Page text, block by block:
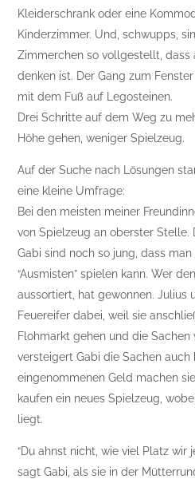
Kleiderschrank oder eine
Kinderzimmer. Und, schwupps,
Zimmerchen so vollgestellt, dass
denken ist. Der Gang zum
mit dem Fuß auf Legosteinen.
Drei Schritte auf dem Weg zu
Höhe gehen, weniger Spielzeug.
Auf der Suche nach Lösungen
eine kleine Umfrage:
Bei den meisten meiner
von Spielzeug an oberster Stelle.
Gabi sind noch so jung, dass
“Ausmisten” spielen kann. Wer
aussortiert, hat gewonnen. Julius
Feuereifer dabei, weil sie
Flohmarkt gehen und die Sachen
versteigert Gabi die Sachen auch
eingenommenen Geld machen
kaufen ein neues Spielzeug,
liegt.
“Du ahnst nicht, wie viel Platz wir
sagt Gabi, als sie in der